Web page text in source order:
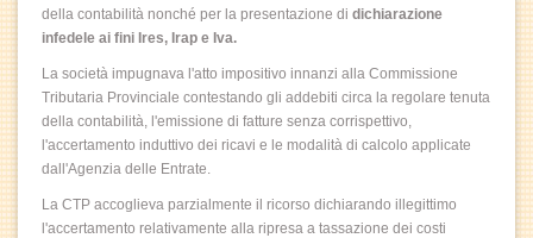
della contabilità nonché per la presentazione di dichiarazione
infedele ai fini Ires, Irap e Iva.
La società impugnava l'atto impositivo innanzi alla Commissione
Tributaria Provinciale contestando gli addebiti circa la regolare tenuta
della contabilità, l'emissione di fatture senza corrispettivo,
l'accertamento induttivo dei ricavi e le modalità di calcolo applicate
dall'Agenzia delle Entrate.
La CTP accoglieva parzialmente il ricorso dichiarando illegittimo
l'accertamento relativamente alla ripresa a tassazione dei costi